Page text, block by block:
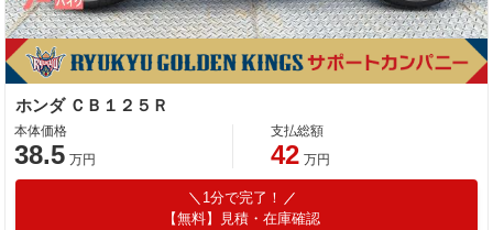
ホンダ ＣＢ１２５Ｒ
本体価格
38.5 万円
支払総額
42 万円
1分で完了！
【無料】見積・在庫確認